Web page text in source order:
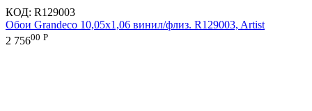
КОД: R129003
Обои Grandeco 10,05х1,06 винил/флиз. R129003, Artist
2 75600 Р